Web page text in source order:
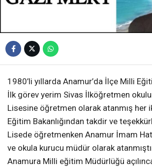
1980’li yıllarda Anamur’da İlçe Milli
İlk görev yerim Sivas İlköğretmen
Lisesine öğretmen olarak atanmış her
Eğitim Bakanlığından takdir ve
Lisede öğretmenken Anamur İmam
ve okula kurucu müdür olarak
Anamura Milli eğitim Müdürlüğü